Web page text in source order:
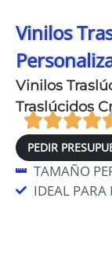
Vinilos
Vinilos
Traslúcidos
PEDIR
TAMAÑO
IDEAL
Datos